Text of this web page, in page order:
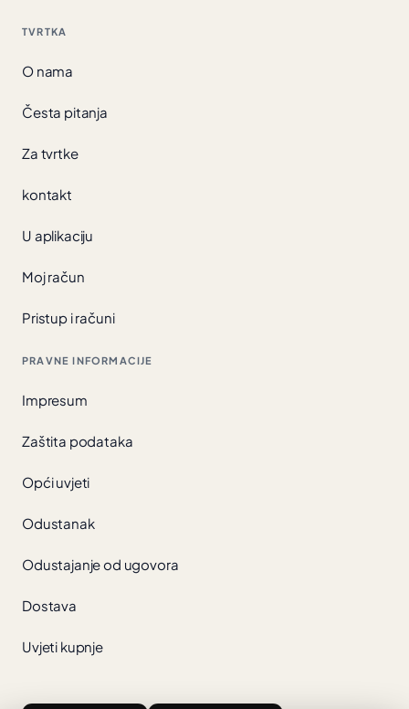
TVRTKA
O nama
Česta pitanja
Za tvrtke
kontakt
U aplikaciju
Moj račun
Pristup i računi
PRAVNE INFORMACIJE
Impresum
Zaštita podataka
Opći uvjeti
Odustanak
Odustajanje od ugovora
Dostava
Uvjeti kupnje